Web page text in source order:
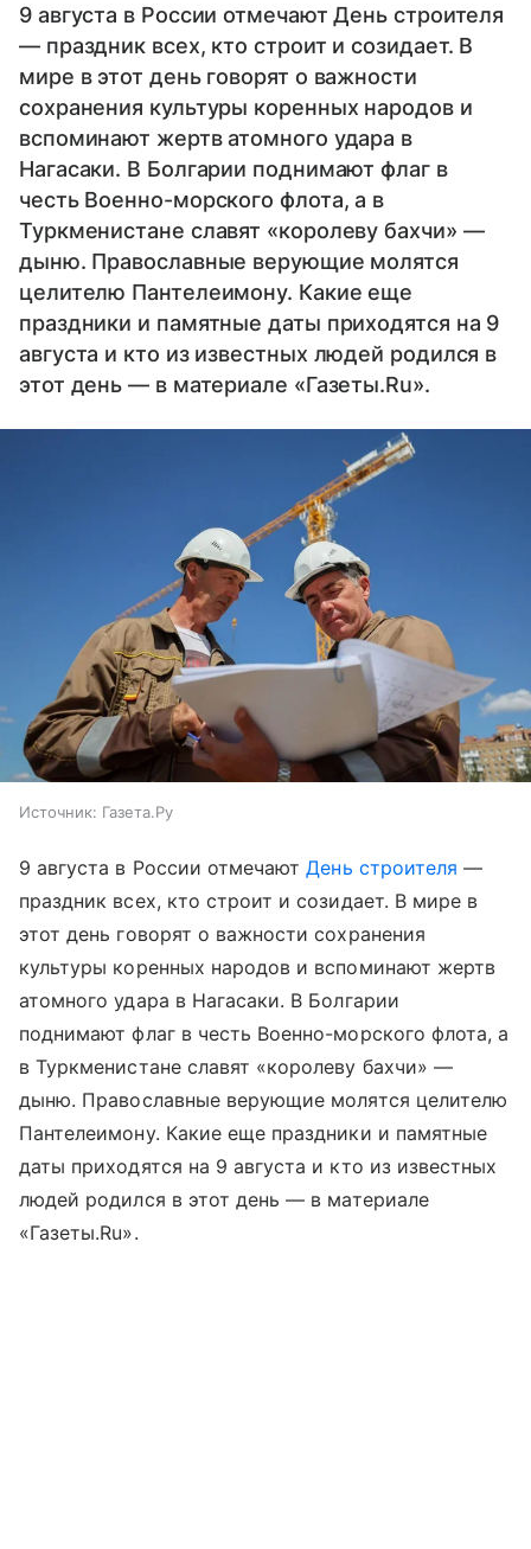
9 августа в России отмечают День строителя
— праздник всех, кто строит и созидает. В
мире в этот день говорят о важности
сохранения культуры коренных народов и
вспоминают жертв атомного удара в
Нагасаки. В Болгарии поднимают флаг в
честь Военно-морского флота, а в
Туркменистане славят «королеву бахчи» —
дыню. Православные верующие молятся
целителю Пантелеимону. Какие еще
праздники и памятные даты приходятся на 9
августа и кто из известных людей родился в
этот день — в материале «Газеты.Ru».
Источник: Газета.Ру
9 августа в России отмечаютДень строителя —
праздник всех, кто строит и созидает. В мире в
этот день говорят о важности сохранения
культуры коренных народов и вспоминают жертв
атомного удара в Нагасаки. В Болгарии
поднимают флаг в честь Военно-морского флота, а
в Туркменистане славят «королеву бахчи» —
дыню. Православные верующие молятся целителю
Пантелеимону. Какие еще праздники и памятные
даты приходятся на 9 августа и кто из известных
людей родился в этот день — в материале
«Газеты.Ru».